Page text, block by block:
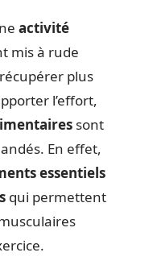
activité
mis à rude
plus
l’effort,
sont
En effet,
essentiels
qui permettent